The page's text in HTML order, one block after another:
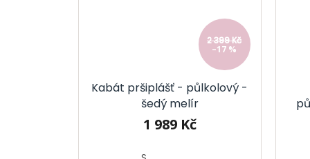
2 399 Kč
–17 %
Kabát pršiplášť - půlkolový -
šedý melír
1 989 Kč